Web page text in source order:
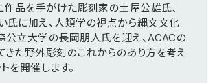
品を手がけた彫刻家の土屋公雄氏、
氏に加え、人類学の視点から縄文文化
公立大学の長岡朋人氏を迎え、ACACの
きた野外彫刻のこれからのあり方を考え
を開催します。